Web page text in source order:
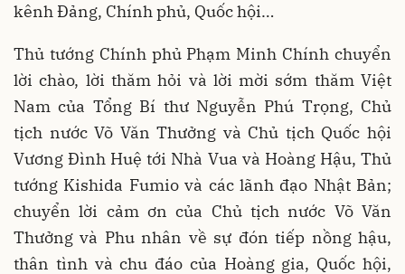
kênh Đảng, Chính phủ, Quốc hội…
Thủ tướng Chính phủ Phạm Minh Chính chuyển
lời chào, lời thăm hỏi và lời mời sớm thăm Việt
Nam của Tổng Bí thư Nguyễn Phú Trọng, Chủ
tịch nước Võ Văn Thưởng và Chủ tịch Quốc hội
Vương Đình Huệ tới Nhà Vua và Hoàng Hậu, Thủ
tướng Kishida Fumio và các lãnh đạo Nhật Bản;
chuyển lời cảm ơn của Chủ tịch nước Võ Văn
Thưởng và Phu nhân về sự đón tiếp nồng hậu,
thân tình và chu đáo của Hoàng gia, Quốc hội,